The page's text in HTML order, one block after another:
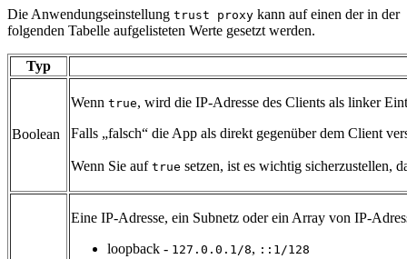
Die Anwendungseinstellung trust proxy kann auf einen der in der
folgenden Tabelle aufgelisteten Werte gesetzt werden.
Typ
Boolean
Wenn true, wird die IP-Adresse des Clients als linker
Falls „falsch“ die App als direkt gegenüber dem Client
Wenn Sie auf true setzen, ist es wichtig sicherzustellen,
Eine IP-Adresse, ein Subnetz oder ein Array von IP-
loopback - 127.0.0.1/8, ::1/128